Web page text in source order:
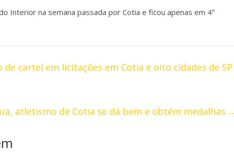
Interior na semana passada por Cotia e ficou apenas em 4º
cartel em licitações em Cotia e oito cidades de SP
atletismo de Cotia se dá bem e obtém medalhas